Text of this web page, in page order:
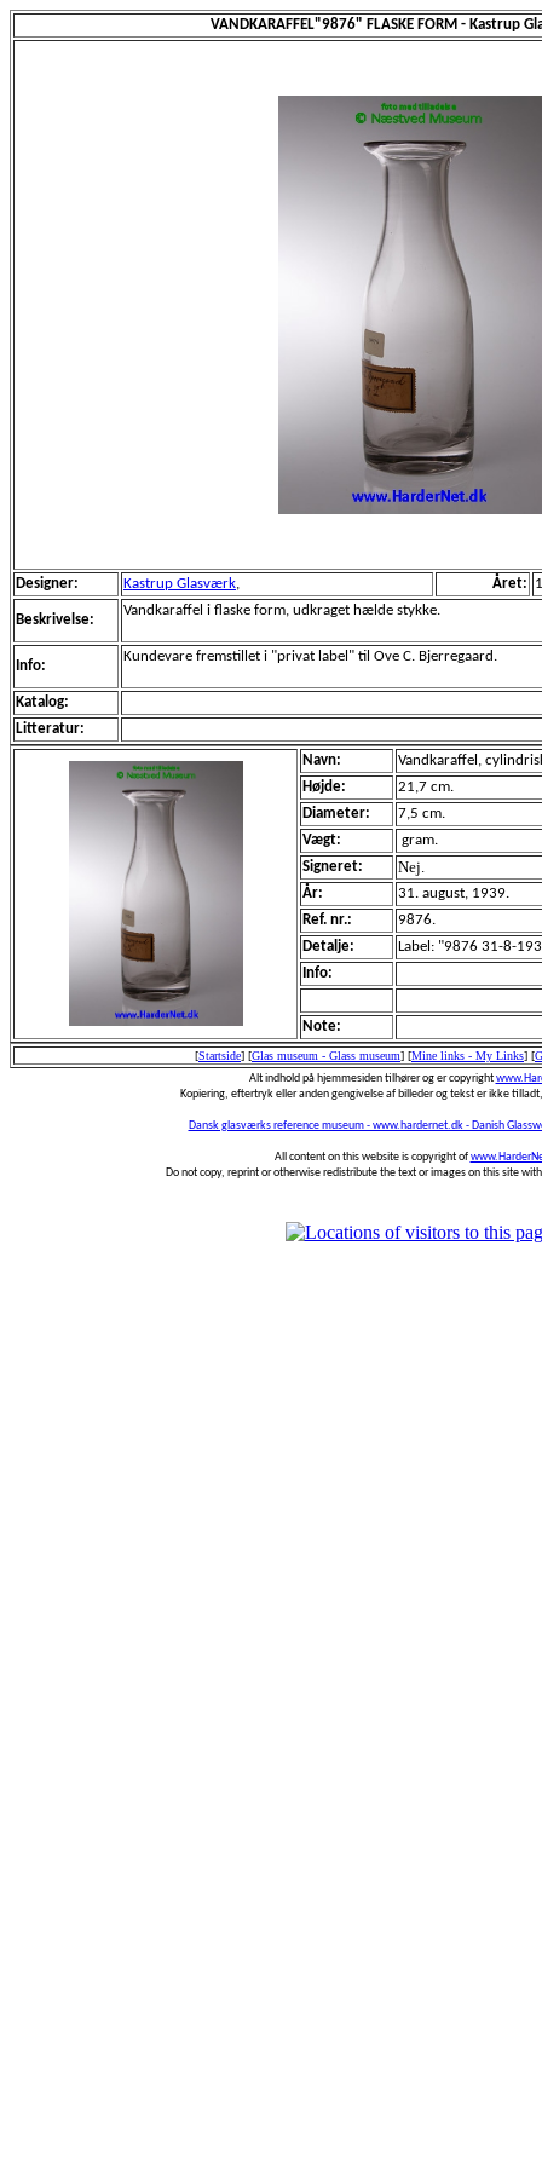
VANDKARAFFEL"9876" FLASKE FORM - Kastrup
Designer: Kastrup Glasværk, Året:
Beskrivelse:
Vandkaraffel i flaske form, udkraget hælde stykke.
Info:
Kundevare fremstillet i "privat label" til Ove C. Bjerregaard.
Katalog:
Litteratur:
Navn:
Vandkaraffel,
Højde:
21,7 cm.
Diameter:
7,5 cm.
Vægt:
gram.
Signeret:
Nej.
År:
31. august, 1939.
Ref. nr.:
9876.
Detalje:
Label: "9876 31-8-
Info:
Note:
[Startside] [Glas museum - Glass museum] [Mine links - My Links] [
Alt indhold på hjemmesiden tilhører og er copyright
Kopiering, eftertryk eller anden gengivelse af billeder og tekst er ikke
Dansk glasværks reference museum - www.hardernet.dk - Danish
All content on this website is copyright of
Do not copy, reprint or otherwise redistribute the text or images on this site